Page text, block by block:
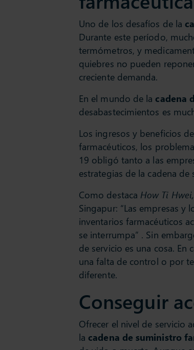
Uno de los desafíos de la
Durante este período,
termómetros, y
quiebres no pueden
creciente demanda.
En el mundo de la cadena
desabastecimientos es
Los ingresos y beneficios
farmacéuticos, los
19 obligó tanto a las
estrategias de la cadena
Como destaca How Ti Hwei,
Singapur: “Las empresas
inventarios farmacéuticos
se interrumpa” . Sin
de servicio es una cosa.
una falta de control o por
diferente.
Conseguir
Ofrecer el nivel de servicio
la cadena de suministro